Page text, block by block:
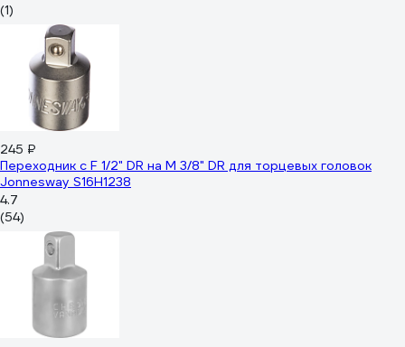
(1)
245 ₽
Переходник с F 1/2" DR на M 3/8" DR для торцевых головок
Jonnesway S16H1238
4.7
(54)